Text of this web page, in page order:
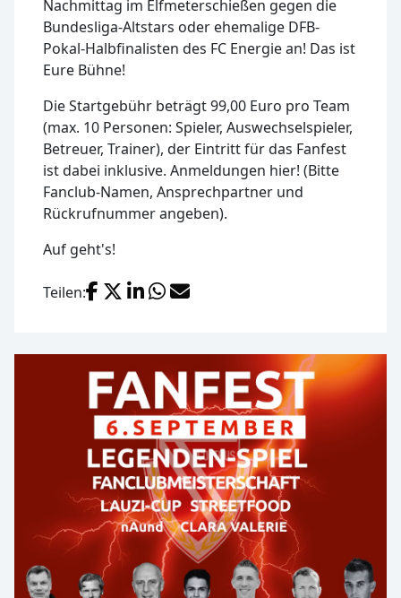
Nachmittag im Elfmeterschießen gegen die
Bundesliga-Altstars oder ehemalige DFB-
Pokal-Halbfinalisten des FC Energie an! Das ist
Eure Bühne!
Die Startgebühr beträgt 99,00 Euro pro Team
(max. 10 Personen: Spieler, Auswechselspieler,
Betreuer, Trainer), der Eintritt für das Fanfest
ist dabei inklusive. Anmeldungen hier! (Bitte
Fanclub-Namen, Ansprechpartner und
Rückrufnummer angeben).
Auf geht's!
Teilen: Facebook
X (Twitter)
LinkedIn
WhatsApp